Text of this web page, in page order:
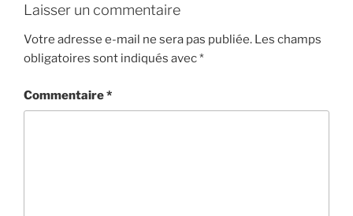
Laisser un commentaire
Votre adresse e-mail ne sera pas publiée. Les champs
obligatoires sont indiqués avec*
Commentaire*